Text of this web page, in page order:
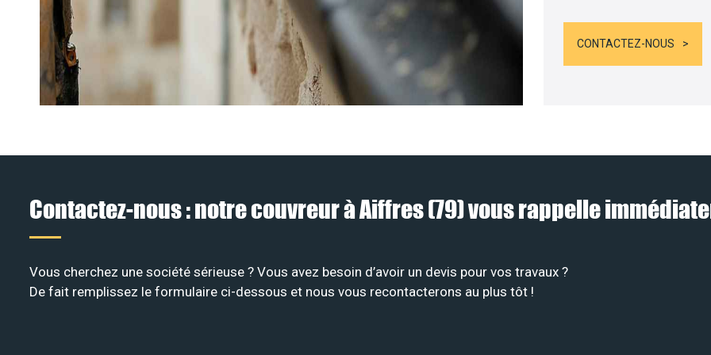
CONTACTEZ-NOUS
Contactez-nous : notre couvreur à Aiffres (79) vous rappelle
Vous cherchez une société sérieuse ? Vous avez besoin d’avoir un devis pour vos travaux ?
De fait remplissez le formulaire ci-dessous et nous vous recontacterons au plus tôt !